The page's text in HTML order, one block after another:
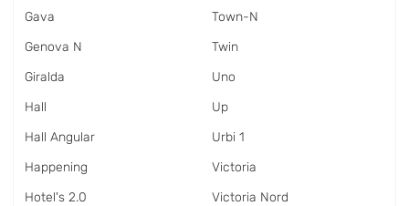
Gava
Genova N
Giralda
Hall
Hall Angular
Happening
Hotel's 2.0
Town-N
Twin
Uno
Up
Urbi 1
Victoria
Victoria Nord